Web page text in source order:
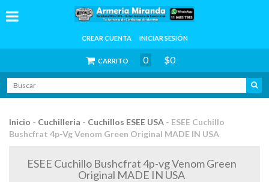
CREAR CUENTA INICIAR SESIÓN
CARRITO 0 $0
Inicio - Cuchilleria - Cuchillos ESEE USA - ESEE Cuchillo
Bushcfrat 4p-Vg Venom Green Original MADE IN USA
ESEE Cuchillo Bushcfrat 4p-vg Venom Green
Original MADE IN USA